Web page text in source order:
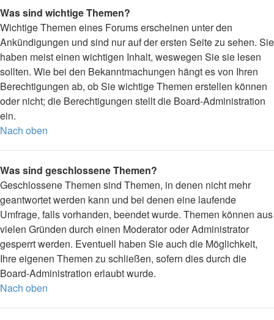
Was sind wichtige Themen?
Wichtige Themen eines Forums erscheinen unter den
Ankündigungen und sind nur auf der ersten Seite zu sehen. Sie
haben meist einen wichtigen Inhalt, weswegen Sie sie lesen
sollten. Wie bei den Bekanntmachungen hängt es von Ihren
Berechtigungen ab, ob Sie wichtige Themen erstellen können
oder nicht; die Berechtigungen stellt die Board-Administration
ein.
Nach oben
Was sind geschlossene Themen?
Geschlossene Themen sind Themen, in denen nicht mehr
geantwortet werden kann und bei denen eine laufende
Umfrage, falls vorhanden, beendet wurde. Themen können aus
vielen Gründen durch einen Moderator oder Administrator
gesperrt werden. Eventuell haben Sie auch die Möglichkeit,
Ihre eigenen Themen zu schließen, sofern dies durch die
Board-Administration erlaubt wurde.
Nach oben